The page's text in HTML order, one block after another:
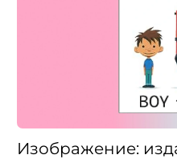
Изображение: